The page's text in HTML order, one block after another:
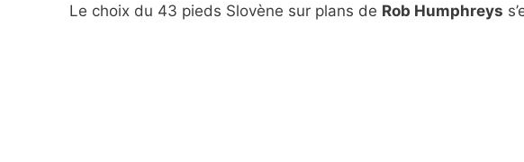
Le choix du 43 pieds Slovène sur plans de Rob Humphreys